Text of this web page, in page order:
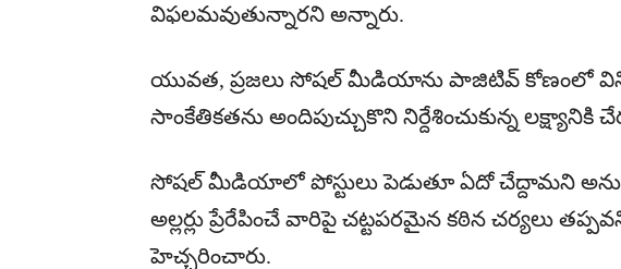
విఫలమవుతున్నారని అన్నారు.
యువత, ప్రజలు సోషల్ మీడియాను పాజిటివ్ కోణంలో
సాంకేతికతను అందిపుచ్చుకొని నిర్దేశించుకున్న లక్ష్యానికి
సోషల్ మీడియాలో పోస్టులు పెడుతూ ఏదో చేద్దామని
అల్లర్లు ప్రేరేపించే వారిపై చట్టపరమైన కఠిన చర్యలు
హెచ్చరించారు.